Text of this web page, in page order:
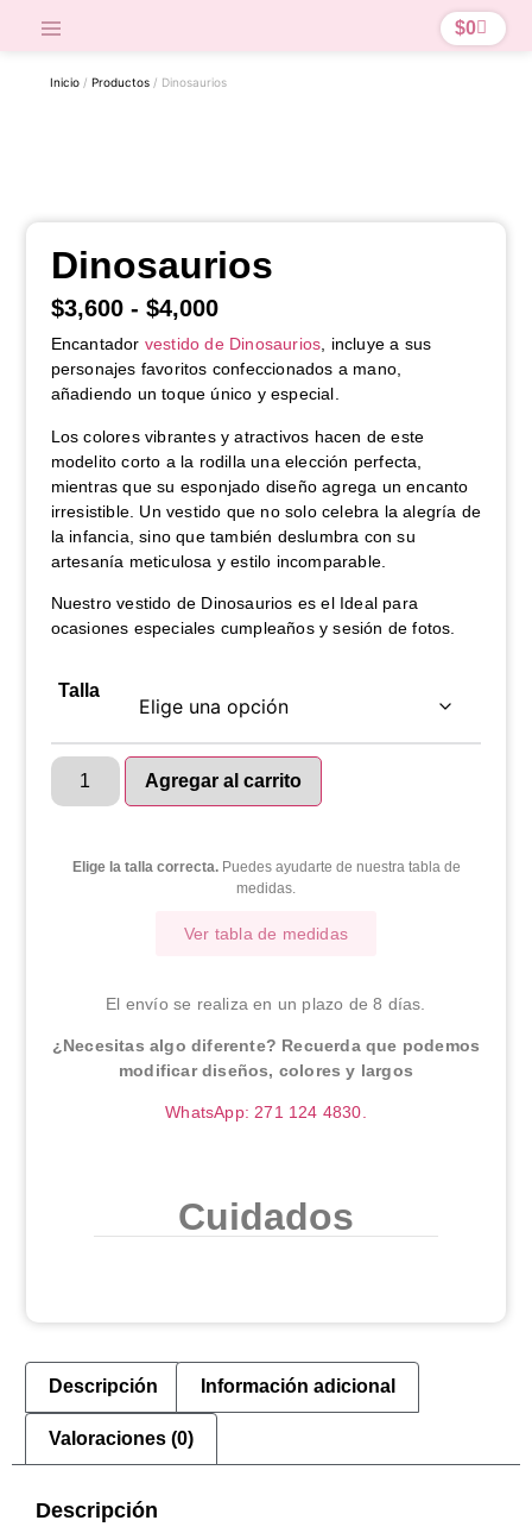
$0
Inicio / Productos / Dinosaurios
Dinosaurios
$3,600 - $4,000
Encantador vestido de Dinosaurios, incluye a sus
personajes favoritos confeccionados a mano,
añadiendo un toque único y especial.
Los colores vibrantes y atractivos hacen de este
modelito corto a la rodilla una elección perfecta,
mientras que su esponjado diseño agrega un encanto
irresistible. Un vestido que no solo celebra la alegría de
la infancia, sino que también deslumbra con su
artesanía meticulosa y estilo incomparable.
Nuestro vestido de Dinosaurios es el Ideal para
ocasiones especiales cumpleaños y sesión de fotos.
Talla
Agregar al carrito
Elige la talla correcta.Puedes ayudarte de nuestra tabla de
medidas.
Ver tabla de medidas
El envío se realiza en un plazo de 8 días.
¿Necesitas algo diferente? Recuerda que podemos
modificar diseños, colores y largos
WhatsApp: 271 124 4830.
Cuidados
Descripción Información adicional
Valoraciones (0)
Descripción